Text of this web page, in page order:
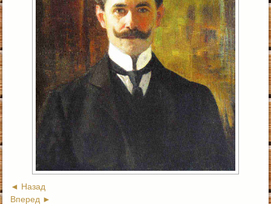
◄ Назад
Вперед ►